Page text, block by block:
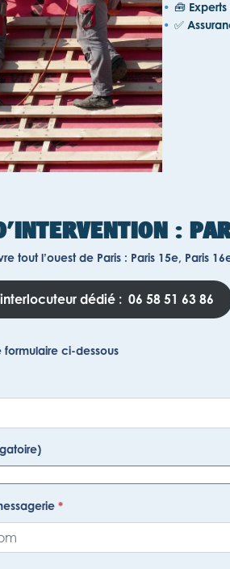
🧰
✅
:
tout l’ouest de Paris : Paris 15e, Paris
interlocuteur dédié : 06 58 51 63 86
formulaire ci-dessous
*